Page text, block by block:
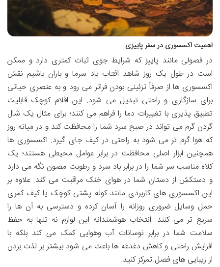
اهمیت اکسسوری در سفر پاییزی
در فصولی مانند پاییز که شرایط جوی ثبات کمتری دارد و ممکن
است در طول یک روز شاهد آفتاب باد سرما و باران باشیم نقش
اکسسوری ها از صرفاً تزئینی بودن فراتر می رود و به عنصری حیاتی
برای سازگاری و راحتی تبدیل می شود. این اقلام کوچک قابلیت
تطبیق پذیری با تغییرات دما را فراهم می کنند؛ برای مثال یک شال
گردن گرم می تواند در صبح سرد شما را محافظت کند و در میانه روز
که هوا گرم تر می شود به راحتی در کیف جای گیرد. اکسسوری ها
همچنین ابزار اصلی محافظت در برابر عوامل محیطی هستند؛ یک
کلاه مناسب سر شما را در برابر باد سرد و رطوبت مصون نگه می دارد
و دستکش از دستان شما در هوای خنک مراقبت می کند. علاوه بر
این اکسسوری های کاربردی مانند کوله پشتی کوچک یا کیف کمری
حمل وسایل ضروری روزانه را آسان کرده و دسترسی به آن ها را
سریع تر می کنند. انتخاب هوشمندانه این لوازم نه تنها به حفظ
سلامت شما در برابر نوسانات آب وهوایی کمک می کند بلکه با
افزایش راحتی و کاهش دغدغه ها باعث می شود بیشتر بر لذت بردن
از زیبایی های فصل تمرکز کنید.